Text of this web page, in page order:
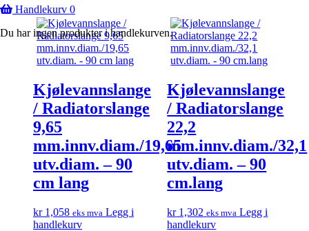
Handlekurv 0
Du har ingen produkter i handlekurven.
Kjølevannslange
/ Radiatorslange
9,65
mm.innv.diam./19,65
utv.diam. – 90
cm lang
kr1,058 eks mva Legg i
handlekurv
Kjølevannslange
/ Radiatorslange
22,2
mm.innv.diam./32,1
utv.diam. – 90
cm.lang
kr1,302 eks mva Legg i
handlekurv